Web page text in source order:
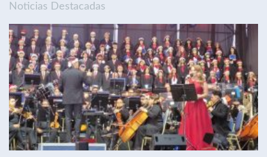
Noticias Destacadas